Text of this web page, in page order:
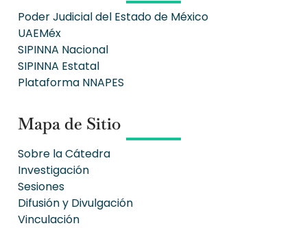
Poder Judicial del Estado de México
UAEMéx
SIPINNA Nacional
SIPINNA Estatal
Plataforma NNAPES
Mapa de Sitio
Sobre la Cátedra
Investigación
Sesiones
Difusión y Divulgación
Vinculación